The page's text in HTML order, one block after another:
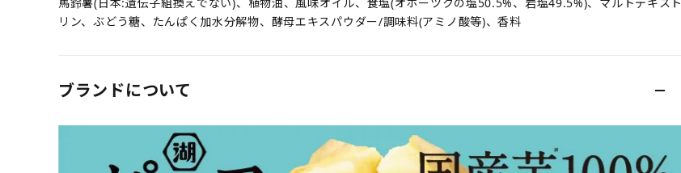
リン、ぶどう糖、たんぱく加水分解物、酵母エキスパウダー/調味料(アミノ酸等)、香料
ブランドについて